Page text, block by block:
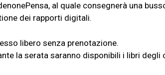
al quale consegnerà una
dei rapporti digitali.
libero senza prenotazione.
la serata saranno disponibili i libri